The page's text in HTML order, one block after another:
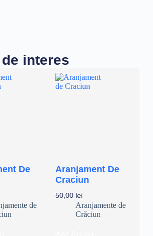
interes
De
de
Aranjament De
Craciun
50,00 lei
Aranjamente de
Crăciun